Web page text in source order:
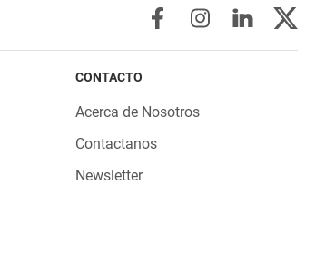
CONTACTO
Acerca de Nosotros
Contactanos
Newsletter